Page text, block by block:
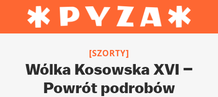
[SZORTY]
Wólka Kosowska XVI –
Powrót podrobów